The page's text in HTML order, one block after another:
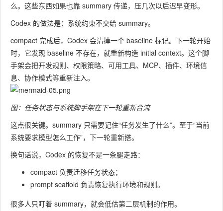
么。这些东西如果也靠 summary 传递，压几次以后迟早变形。
Codex 的做法是：系统约束不交给 summary。
compact 完成后，Codex 会清掉一个 baseline 标记。下一轮开始
时，它发现 baseline 不存在，就重新构造 initial context。这个脚
手架会把开发规则、权限策略、可用工具、MCP、插件、环境信
息、协作模式等重新注入。
图：任务状态与系统脚手架在下一轮重新合流
这点很关键。summary 只需要记住“任务发生了什么”。至于“当前
系统要求模型怎么工作”，下一轮重新搭。
换句话说，Codex 的恢复不是一条腿走路：
compact 负责迁移任务状态；
prompt scaffold 负责恢复执行环境和规则。
很多人只盯着 summary，就会低估第二层机制的作用。